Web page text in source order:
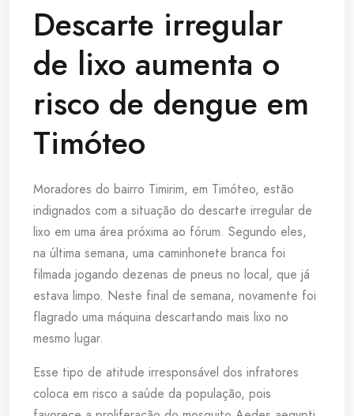
Descarte irregular
de lixo aumenta o
risco de dengue em
Timóteo
Moradores do bairro Timirim, em Timóteo, estão
indignados com a situação do descarte irregular de
lixo em uma área próxima ao fórum. Segundo eles,
na última semana, uma caminhonete branca foi
filmada jogando dezenas de pneus no local, que já
estava limpo. Neste final de semana, novamente foi
flagrado uma máquina descartando mais lixo no
mesmo lugar.
Esse tipo de atitude irresponsável dos infratores
coloca em risco a saúde da população, pois